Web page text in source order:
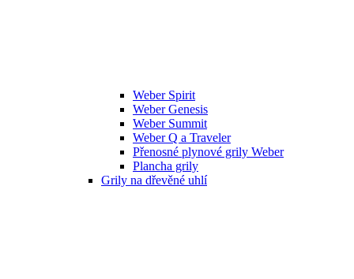
Weber Spirit
Weber Genesis
Weber Summit
Weber Q a Traveler
Přenosné plynové grily Weber
Plancha grily
Grily na dřevěné uhlí